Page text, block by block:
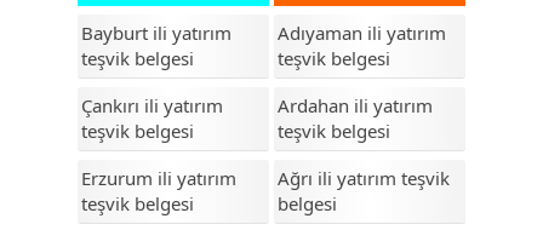
Sakarya
Samsun
Şanlıurfa
Siirt
Sinop
Bayburt ili yatırım
teşvik belgesi
Çankırı ili yatırım
teşvik belgesi
Erzurum ili yatırım
teşvik belgesi
Adıyaman ili yatırım
teşvik belgesi
Ardahan ili yatırım
teşvik belgesi
Ağrı ili yatırım teşvik
belgesi